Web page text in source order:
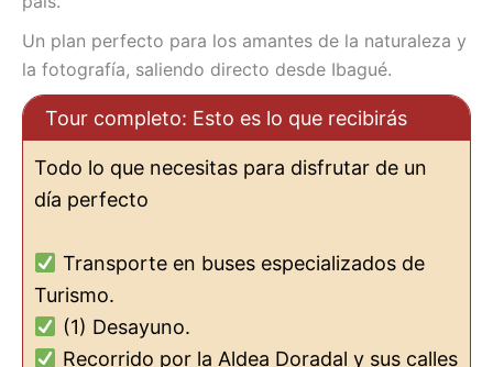
Un plan perfecto para los amantes de la naturaleza y
la fotografía, saliendo directo desde Ibagué.
Tour completo: Esto es lo que recibirás
Todo lo que necesitas para disfrutar de un
día perfecto
Transporte en buses especializados de
Turismo.
(1) Desayuno.
Recorrido por la Aldea Doradal y sus calles